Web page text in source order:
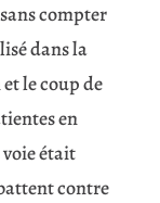
compter
dans la
le coup de
en
était
contre